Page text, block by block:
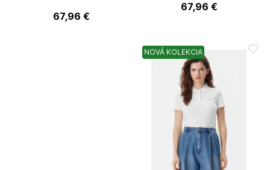
Tommy Jeans
67,96 € Tommy Jeans
67,96 €
NOVÁ KOLEKCIA